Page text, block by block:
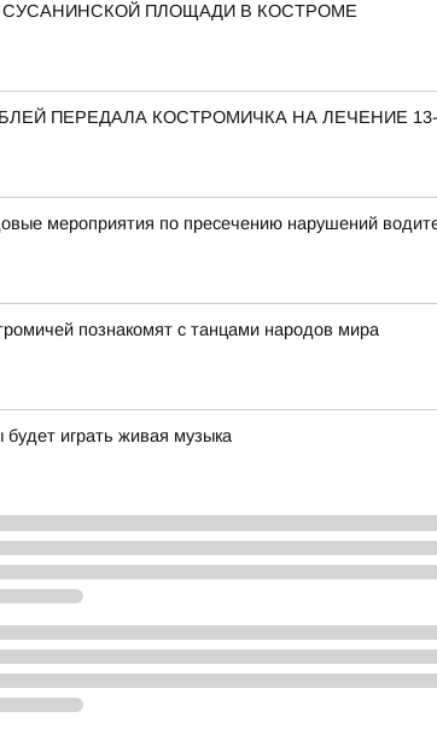
ПЛОЩАДИ В КОСТРОМЕ
ПЕРЕДАЛА КОСТРОМИЧКА НА ЛЕЧЕНИЕ
мероприятия по пресечению нарушений
познакомят с танцами народов мира
играть живая музыка